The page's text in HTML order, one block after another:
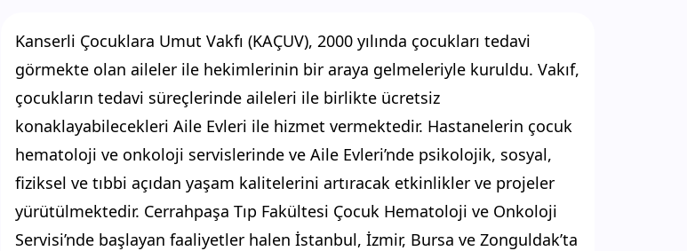
Kanserli Çocuklara Umut Vakfı (KAÇUV), 2000 yılında çocukları tedavi
görmekte olan aileler ile hekimlerinin bir araya gelmeleriyle kuruldu. Vakıf,
çocukların tedavi süreçlerinde aileleri ile birlikte ücretsiz
konaklayabilecekleri Aile Evleri ile hizmet vermektedir. Hastanelerin çocuk
hematoloji ve onkoloji servislerinde ve Aile Evleri’nde psikolojik, sosyal,
fiziksel ve tıbbi açıdan yaşam kalitelerini artıracak etkinlikler ve projeler
yürütülmektedir. Cerrahpaşa Tıp Fakültesi Çocuk Hematoloji ve Onkoloji
Servisi’nde başlayan faaliyetler halen İstanbul, İzmir, Bursa ve Zonguldak’ta